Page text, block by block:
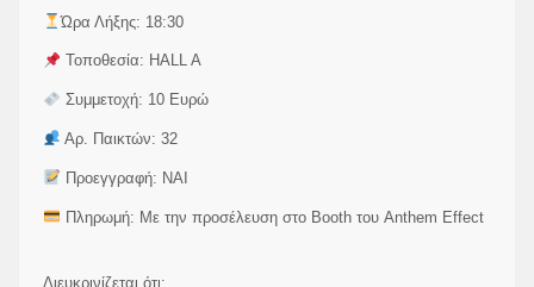
Ώρα Λήξης: 18:30
Τοποθεσία: HALL A
Συμμετοχή: 10 Ευρώ
Αρ. Παικτών: 32
Προεγγραφή: ΝΑΙ
Πληρωμή: Με την προσέλευση στο Booth του Anthem Effect
Διευκρινίζεται ότι: